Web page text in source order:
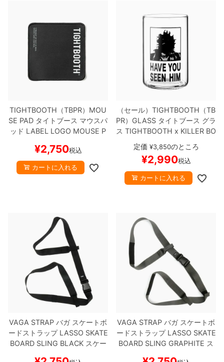
TIGHTBOOTH（TBPR）MOU
SE PAD タイトブース マウスパ
ッド LABEL LOGO MOUSE P
ケボー
¥2,750税込
カートに入れる
（セール） TIGHTBOOTH（TB
PR）GLASS タイトブース グラ
ス TIGHTBOOTH x KILLER BO
STRAIGHT GLASS
スケートボード スケボー
定価 ¥3,850のところ
¥2,990税込
カートに入れる
VAGA STRAP バガスケートボ
ードストラップLASSO SKATE
BOARD SLING BLACKスケー
VAGA STRAP バガスケートボ
ードストラップLASSO SKATE
BOARD SLING GRAPHITE ス